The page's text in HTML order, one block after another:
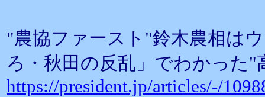
"農協ファースト"鈴木農相は
ろ・秋田の反乱」でわかった
https://president.jp/articles/-/